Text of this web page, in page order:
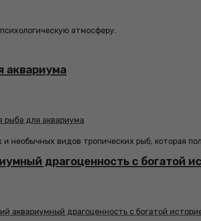
атмосферу.
аквариума
необычных видов тропических рыб, которая
драгоценность с богатой